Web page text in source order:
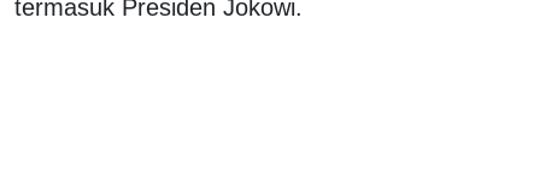
termasuk Presiden Jokowi.